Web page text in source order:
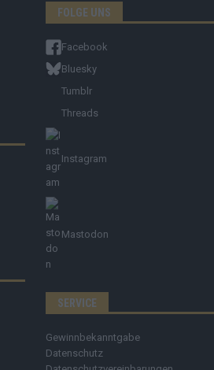
FOLGE UNS
Facebook
Bluesky
Tumblr
Threads
Instagram
Mastodon
SERVICE
Gewinnbekanntgabe
Datenschutz